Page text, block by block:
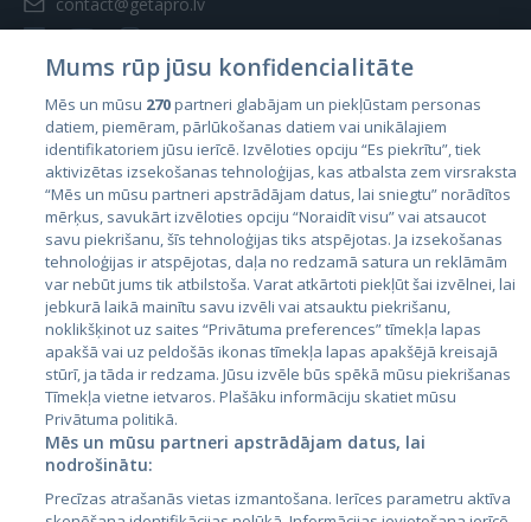
Valstis
Igaunija
Latvija
Lietuva
City24.lv
City24.ee
Kainos.lt
Mums rūp jūsu konfidencialitāte
Mēs un mūsu 270partneri glabājam un piekļūstam personas
datiem, piemēram, pārlūkošanas datiem vai unikālajiem
identifikatoriem jūsu ierīcē. Izvēloties opciju “Es piekrītu”, tiek
aktivizētas izsekošanas tehnoloģijas, kas atbalsta zem virsraksta
“Mēs un mūsu partneri apstrādājam datus, lai sniegtu” norādītos
mērķus, savukārt izvēloties opciju “Noraidīt visu” vai atsaucot
savu piekrišanu, šīs tehnoloģijas tiks atspējotas. Ja izsekošanas
tehnoloģijas ir atspējotas, daļa no redzamā satura un reklāmām
var nebūt jums tik atbilstoša. Varat atkārtoti piekļūt šai izvēlnei, lai
jebkurā laikā mainītu savu izvēli vai atsauktu piekrišanu,
noklikšķinot uz saites “Privātuma preferences” tīmekļa lapas
apakšā vai uz peldošās ikonas tīmekļa lapas apakšējā kreisajā
stūrī, ja tāda ir redzama. Jūsu izvēle būs spēkā mūsu piekrišanas
Tīmekļa vietne ietvaros. Plašāku informāciju skatiet mūsu
Privātuma politikā.
Mēs un mūsu partneri apstrādājam datus, lai
nodrošinātu:
Precīzas atrašanās vietas izmantošana. Ierīces parametru aktīva